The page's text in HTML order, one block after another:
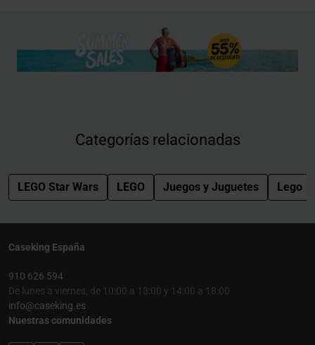
Categorías relacionadas
LEGO Star Wars LEGO Juegos y Juguetes Lego
Caseking España
910 626 594
De lunes a viernes, de 10:00 a 13:00 y 14:00 a 18:00
info@caseking.es
Nuestras comunidades